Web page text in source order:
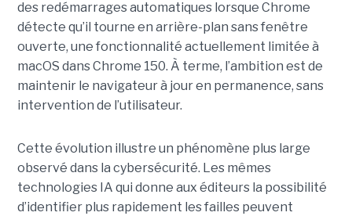
des redémarrages automatiques lorsque Chrome
détecte qu’il tourne en arrière-plan sans fenêtre
ouverte, une fonctionnalité actuellement limitée à
macOS dans Chrome 150. À terme, l’ambition est de
maintenir le navigateur à jour en permanence, sans
intervention de l’utilisateur.
Cette évolution illustre un phénomène plus large
observé dans la cybersécurité. Les mêmes
technologies IA qui donne aux éditeurs la possibilité
d’identifier plus rapidement les failles peuvent